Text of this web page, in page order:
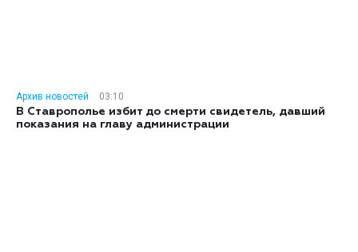
Архив новостей
03:10
В Ставрополье избит до смерти свидетель, давший
показания на главу администрации